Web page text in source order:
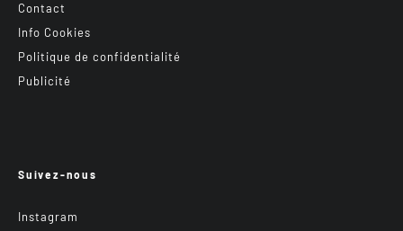
Contact
Info Cookies
Politique de confidentialité
Publicité
Suivez-nous
Instagram